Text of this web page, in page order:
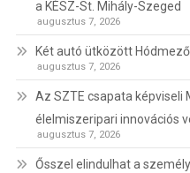
a KÉSZ-St. Mihály-Szeged
augusztus 7, 2026
Két autó ütközött
augusztus 7, 2026
Az SZTE csapata
élelmiszeripari innovációs
augusztus 7, 2026
Ősszel elindulhat a